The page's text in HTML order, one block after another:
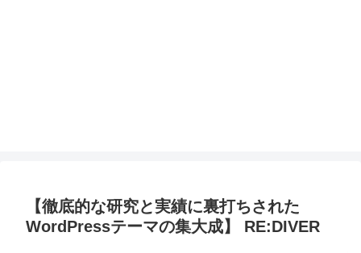
【徹底的な研究と実績に裏打ちされた
WordPressテーマの集大成】 RE:DIVER